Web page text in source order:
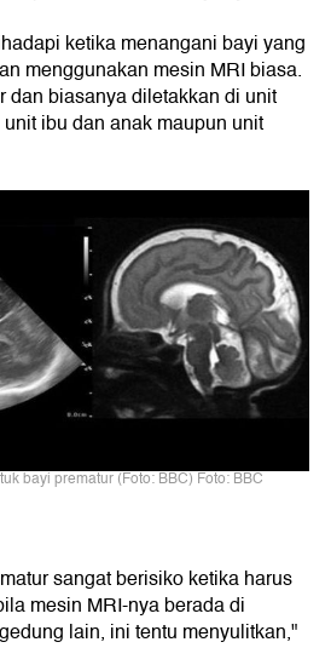
ketika menangani bayi yang
menggunakan mesin MRI biasa.
dan biasanya diletakkan di unit
ibu dan anak maupun unit
bayi prematur (Foto: BBC) Foto: BBC
sangat berisiko ketika harus
mesin MRI-nya berada di
lain, ini tentu menyulitkan,"